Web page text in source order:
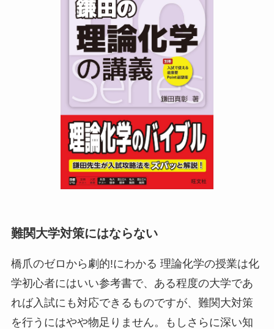
難関大学対策にはならない
橋爪のゼロから劇的!にわかる 理論化学の授業は化
学初心者にはいい参考書で、ある程度の大学であ
れば入試にも対応できるものですが、難関大対策
を行うにはやや物足りません。もしさらに深い知